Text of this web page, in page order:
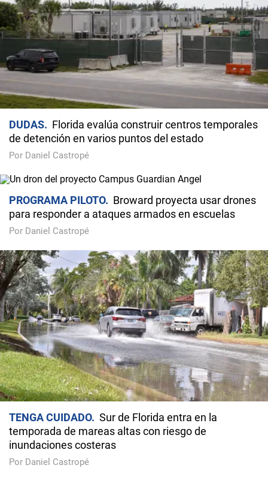
DUDAS
Florida evalúa construir centros temporales
de detención en varios puntos del estado
Por Daniel Castropé
PROGRAMA PILOTO
Broward proyecta usar drones
para responder a ataques armados en escuelas
Por Daniel Castropé
TENGA CUIDADO
Sur de Florida entra en la
temporada de mareas altas con riesgo de
inundaciones costeras
Por Daniel Castropé